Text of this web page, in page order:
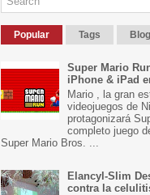
Popular Tags
Super Mario
iPhone & iPad
Mario , la gran
videojuegos de
protagonizará
completo juego
Super Mario Bros. ...
Elancyl-Slim
contra la